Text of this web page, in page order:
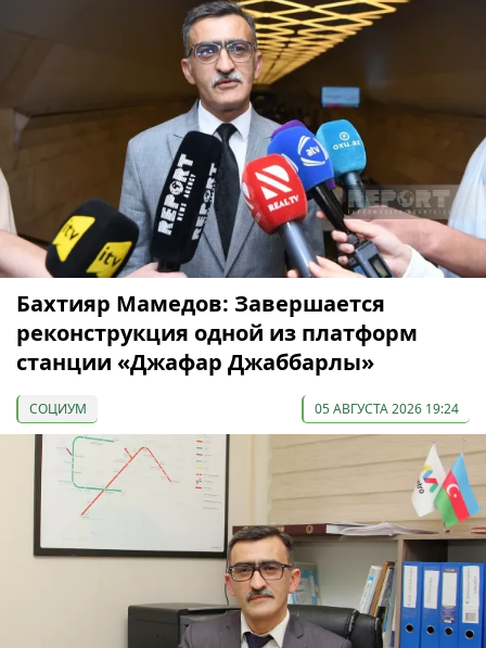
Бахтияр Мамедов: Завершается
реконструкция одной из платформ
станции «Джафар Джаббарлы»
СОЦИУМ 05 АВГУСТА 2026 19:24